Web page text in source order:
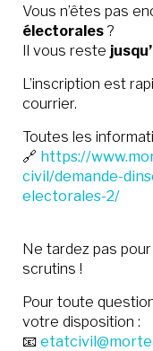
Vous n’êtes pas
électorales ?
Il vous reste
L’inscription est
courrier.
Toutes les
🔗 https://
civil/demande-
electorales-2/
Ne tardez pas
scrutins !
Pour toute
votre disposition :
📧